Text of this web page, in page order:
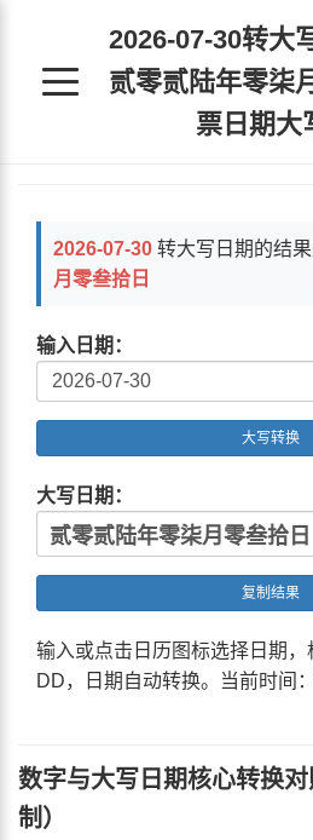
2026-07-30转大
贰零贰陆年零柒
票日期大
2026-07-30 转大写日期的结果
月零叁拾日
输入日期：
大写转换
大写日期：
复制结果
输入或点击日历图标选择日期，
DD，日期自动转换。当前时间：
数字与大写日期核心转换
制）